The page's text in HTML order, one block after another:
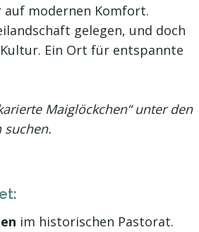
modernen Komfort.
gelegen, und doch
Ein Ort für entspannte
Maiglöckchen“ unter den
suchen.
im historischen Pastorat.